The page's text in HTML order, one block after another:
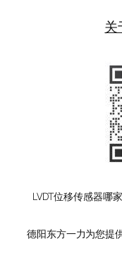
关
LVDT位移传感器哪
德阳东方一力为您提